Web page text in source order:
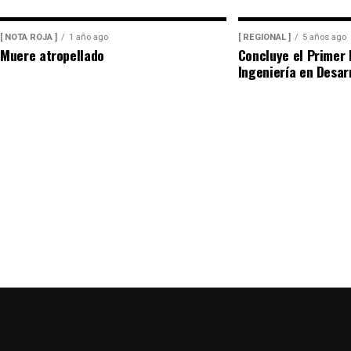
La unidad involucrada fue asegurada y puesta a
[ NOTA ROJA ] 1 año ago
Muere atropellado
[ REGIONAL ] 5 años ago
Concluye el Primer
Ingeniería en